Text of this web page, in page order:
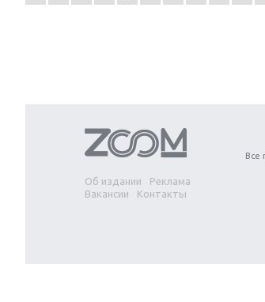
Об издании
Реклама
Вакансии
Контакты
Все